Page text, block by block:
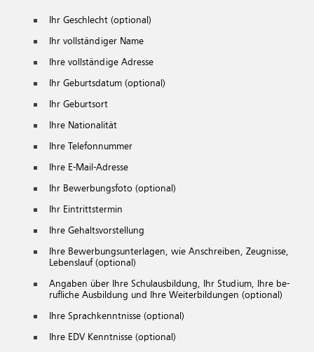
Ihr Ge­schlecht (op­tio­nal)
Ihr voll­stän­di­ger Name
Ihre voll­stän­di­ge Adres­se
Ihr Ge­burts­da­tum (op­tio­nal)
Ihr Ge­burts­ort
Ihre Na­tio­na­li­tät
Ihre Te­le­fon­num­mer
Ihre E-Mail-Adres­se
Ihr Be­wer­bungs­fo­to (op­tio­nal)
Ihr Ein­tritts­ter­min
Ihre Ge­halts­vor­stel­lung
Ihre Be­wer­bungs­un­ter­la­gen, wie An­schrei­ben, Zeug­nis­se,
Le­bens­lauf (op­tio­nal)
An­ga­ben über Ihre Schul­aus­bil­dung, Ihr Stu­di­um, Ihre be­
ruf­li­che Aus­bil­dung und Ihre Wei­ter­bil­dun­gen (op­tio­nal)
Ihre Sprach­kennt­nis­se (op­tio­nal)
Ihre EDV Kennt­nis­se (op­tio­nal)